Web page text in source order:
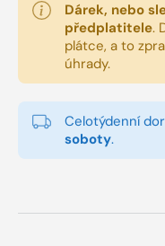
Dárek, nebo
předplatitele.
plátce, a to
úhrady.
Celotýdenní
soboty.